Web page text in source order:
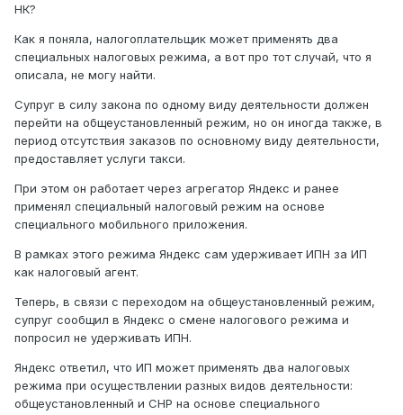
НК?
Как я поняла, налогоплательщик может применять два
специальных налоговых режима, а вот про тот случай, что я
описала, не могу найти.
Супруг в силу закона по одному виду деятельности должен
перейти на общеустановленный режим, но он иногда также, в
период отсутствия заказов по основному виду деятельности,
предоставляет услуги такси.
При этом он работает через агрегатор Яндекс и ранее
применял специальный налоговый режим на основе
специального мобильного приложения.
В рамках этого режима Яндекс сам удерживает ИПН за ИП
как налоговый агент.
Теперь, в связи с переходом на общеустановленный режим,
супруг сообщил в Яндекс о смене налогового режима и
попросил не удерживать ИПН.
Яндекс ответил, что ИП может применять два налоговых
режима при осуществлении разных видов деятельности:
общеустановленный и СНР на основе специального